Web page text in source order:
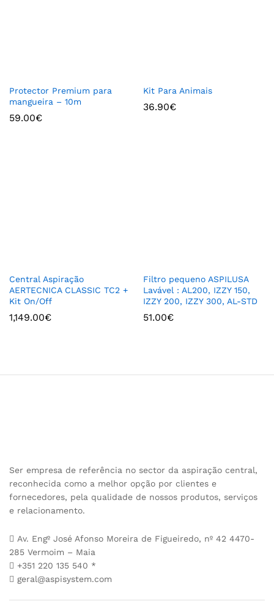
Protector Premium para
mangueira – 10m
59.00€
Kit Para Animais
36.90€
Central Aspiração
AERTECNICA CLASSIC TC2 +
Kit On/Off
1,149.00€
Filtro pequeno ASPILUSA
Lavável : AL200, IZZY 150,
IZZY 200, IZZY 300, AL-STD
51.00€
Ser empresa de referência no sector da aspiração central,
reconhecida como a melhor opção por clientes e
fornecedores, pela qualidade de nossos produtos, serviços
e relacionamento.
Av. Engº José Afonso Moreira de Figueiredo, nº 42 4470-
285 Vermoim – Maia
+351 220 135 540 *
geral@aspisystem.com